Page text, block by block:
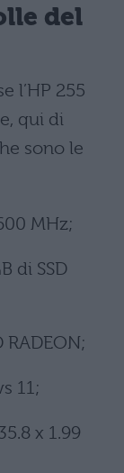
del
l’HP 255
qui di
sono le
MHz;
di SSD
11;
x 1.99